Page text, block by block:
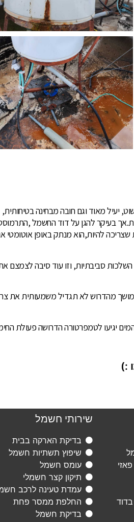
יעיל מאוד וגם חובה מבחינה בטיחותית,
בעיקר להגן על דוד החשמל
להיות,הוא מנתק באופן אוטומטי
סביבתיות, וזו עוד סיבה לצמצם
מהדרוש לא תגדיל משמעותית את
יגיעו לטמפרטורה הדרושה פעולת
:)
שירותי חשמל
בדיקת הארקה בבית
שיפוץ תשתיות חשמל
עומס חשמל
תיקון קצר חשמלי
עמדת טעינה לרכב
החלפת ממסר פחת
בדיקת חשמל